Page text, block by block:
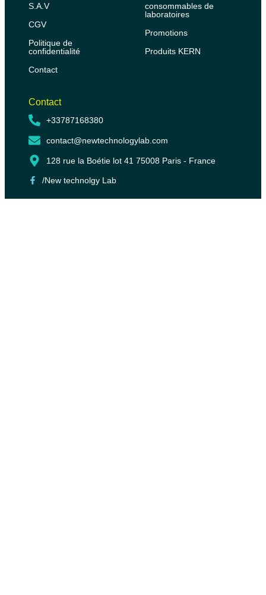
S.A.V
CGV
Politique de
confidentialité
Contact
consommables de
laboratoires
Promotions
Produits KERN
Contact
+33787168380
contact@newtechnologylab.com
128 rue la Boétie lot 41 75008 Paris - France
/New technolgy Lab